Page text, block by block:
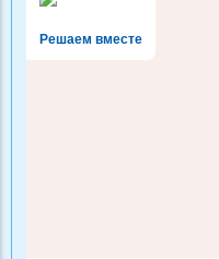
Решаем вместе